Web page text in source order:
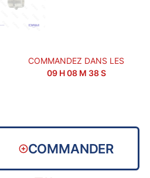
COMMANDEZ DANS LES
09H08M 38S
COMMANDER